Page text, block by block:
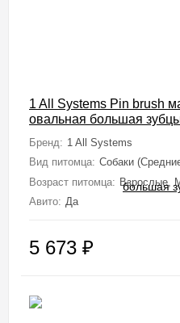
1 All Systems Pin brush
овальная большая
Бренд: 1 All Systems
Вид питомца: Собаки
Возраст питомца: Взрослые,
Авито: Да
5 673 ₽